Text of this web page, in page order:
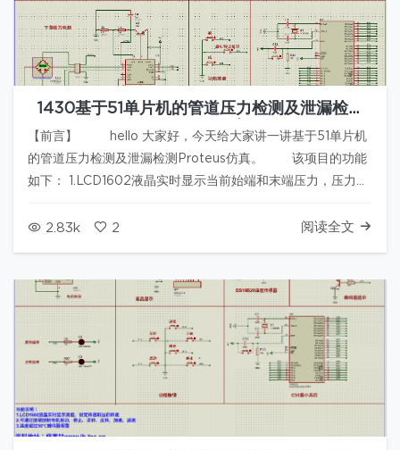
1430基于51单片机的管道压力检测及泄漏检测
Proteus仿真
【前言】 hello 大家好，今天给大家讲一讲基于51单片机
的管道压力检测及泄漏检测Proteus仿真。 该项目的功能
如下： 1.LCD1602液晶实时显示当前始端和末端压力，压力阈
值 4.管道压力超过报警阈…
2.83k 2 阅读全文